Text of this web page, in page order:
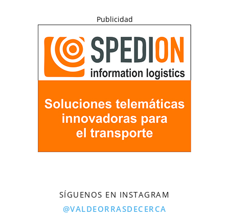
Publicidad
SÍGUENOS EN INSTAGRAM
@VALDEORRASDECERCA